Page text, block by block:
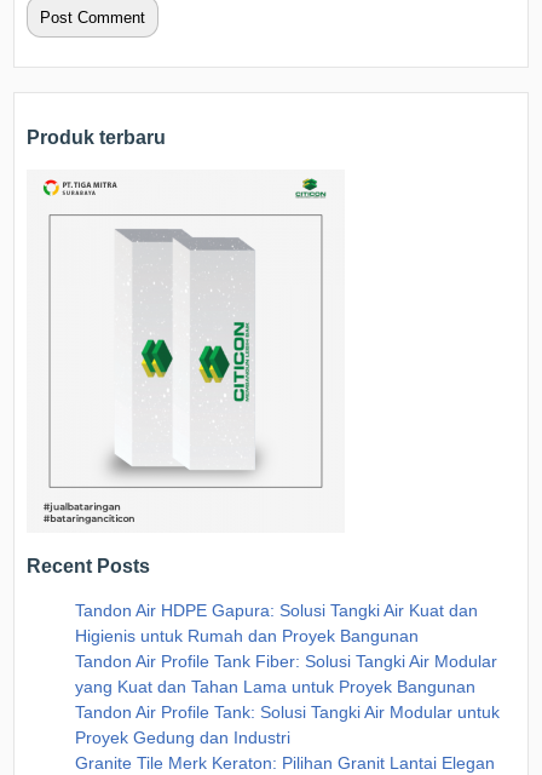
Produk terbaru
Recent Posts
Tandon Air HDPE Gapura: Solusi Tangki Air Kuat dan
Higienis untuk Rumah dan Proyek Bangunan
Tandon Air Profile Tank Fiber: Solusi Tangki Air Modular
yang Kuat dan Tahan Lama untuk Proyek Bangunan
Tandon Air Profile Tank: Solusi Tangki Air Modular untuk
Proyek Gedung dan Industri
Granite Tile Merk Keraton: Pilihan Granit Lantai Elegan